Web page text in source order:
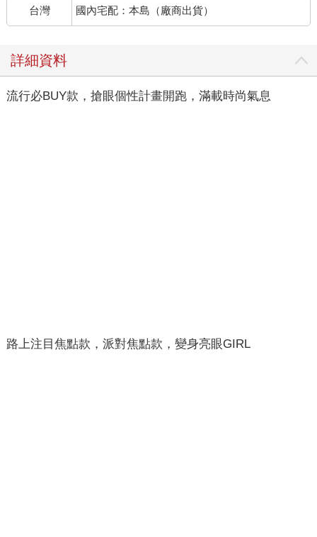
台灣 國內宅配：本島（廠商出貨）
詳細資料
流行必BUY款，搶眼個性計畫開跑，滿載時尚氣息
路上注目焦點款，派對焦點款，變身亮眼GIRL